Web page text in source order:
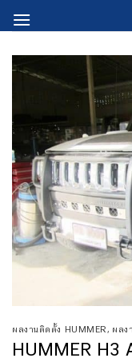
to
ผลงานติดตั้ง HUMMER , ผลง
HUMMER H3